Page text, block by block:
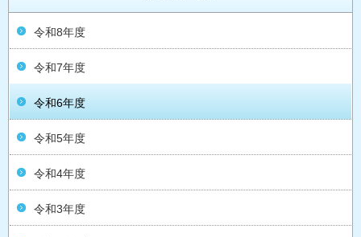
令和8年度
令和7年度
令和6年度
令和5年度
令和4年度
令和3年度